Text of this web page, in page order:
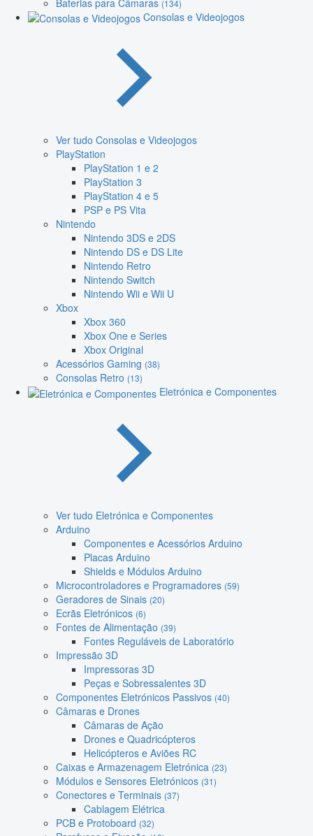
(134)
Consolas e Videojogos
Ver tudo Consolas e Videojogos
PlayStation
PlayStation 1 e 2
PlayStation 3
PlayStation 4 e 5
PSP e PS Vita
Nintendo
Nintendo 3DS e 2DS
Nintendo DS e DS Lite
Nintendo Retro
Nintendo Switch
Nintendo Wii e Wii U
Xbox
Xbox 360
Xbox One e Series
Xbox Original
Acessórios Gaming (38)
Consolas Retro (13)
Eletrónica e Componentes
Ver tudo Eletrónica e Componentes
Arduino
Componentes e Acessórios Arduino
Placas Arduino
Shields e Módulos Arduino
Microcontroladores e Programadores (59)
Geradores de Sinais (20)
Ecrãs Eletrónicos (6)
Fontes de Alimentação (39)
Fontes Reguláveis de Laboratório
Impressão 3D
Impressoras 3D
Peças e Sobressalentes 3D
Componentes Eletrónicos Passivos (40)
Câmaras e Drones
Câmaras de Ação
Drones e Quadricópteros
Helicópteros e Aviões RC
Caixas e Armazenagem Eletrónica (23)
Módulos e Sensores Eletrónicos (31)
Conectores e Terminais (37)
Cablagem Elétrica
PCB e Protoboard (32)